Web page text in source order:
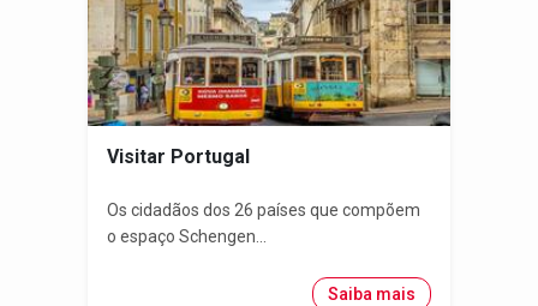
Visitar Portugal
Os cidadãos dos 26 países que compõem
o espaço Schengen...
Saiba mais